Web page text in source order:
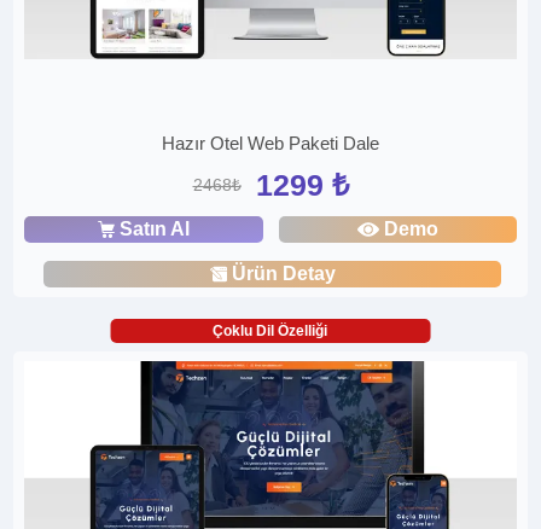
Hazır Otel Web Paketi Dale
2468₺ 1299 ₺
Satın Al Demo
Ürün Detay
Çoklu Dil Özelliği